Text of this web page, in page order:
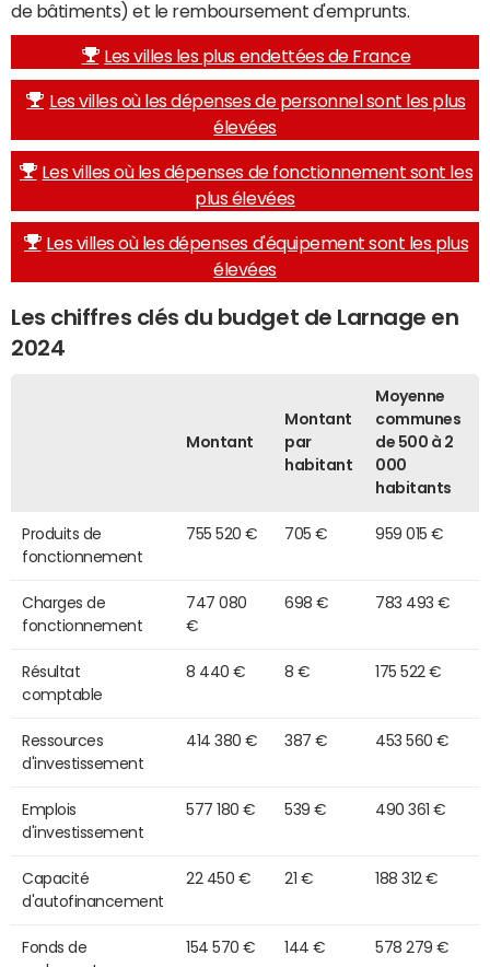
de bâtiments) et le remboursement d'emprunts.
Les villes les plus endettées de France
Les villes où les dépenses de personnel sont les plus
élevées
Les villes où les dépenses de fonctionnement sont les
plus élevées
Les villes où les dépenses d'équipement sont les plus
élevées
Les chiffres clés du budget de Larnage en
2024
Montant
Montant
par
habitant
Moyenne
communes
de 500 à 2
000
habitants
Produits de
fonctionnement
755 520 € 705 € 959 015 €
Charges de
fonctionnement
747 080
€
698 € 783 493 €
Résultat
comptable
8 440 € 8 € 175 522 €
Ressources
d'investissement
414 380 € 387 € 453 560 €
Emplois
d'investissement
577 180 € 539 € 490 361 €
Capacité
d'autofinancement
22 450 € 21 € 188 312 €
Fonds de
154 570 € 144 € 578 279 €